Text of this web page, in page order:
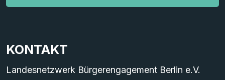
KONTAKT
Landesnetzwerk Bürgerengagement Berlin e.V.